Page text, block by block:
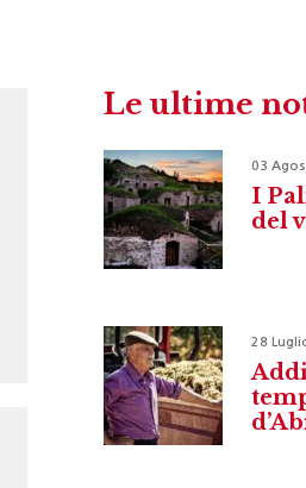
Le ultime
03
I
del
28